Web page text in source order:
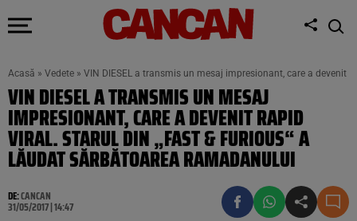
Acasă » Vedete » VIN DIESEL a transmis un mesaj impresionant, care a devenit
VIN DIESEL A TRANSMIS UN MESAJ
IMPRESIONANT, CARE A DEVENIT RAPID
VIRAL. STARUL DIN „FAST & FURIOUS“ A
LĂUDAT SĂRBĂTOAREA RAMADANULUI
DE:CANCAN
31/05/2017 | 14:47